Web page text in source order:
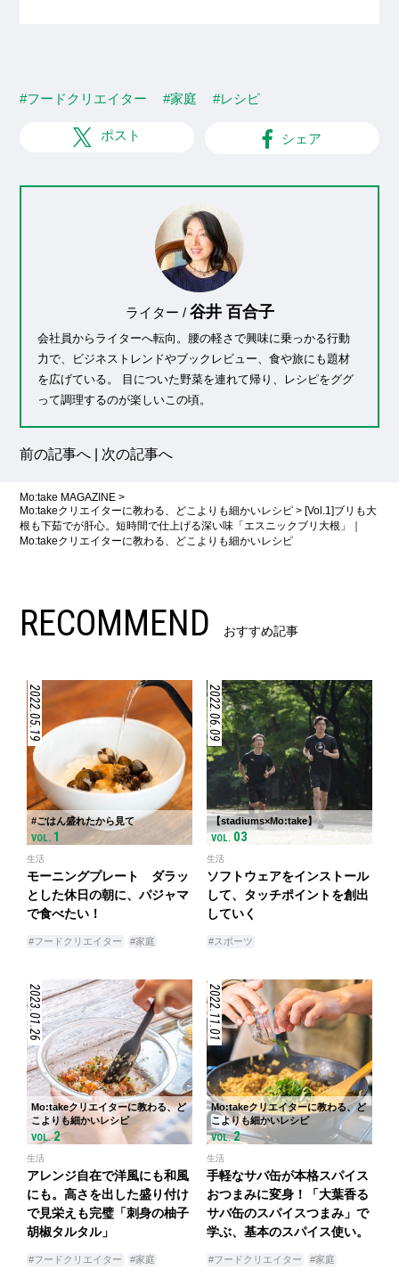
#フードクリエイター #家庭 #レシピ
ポスト シェア
ライター / 谷井 百合子
会社員からライターへ転向。腰の軽さで興味に乗っかる行動
力で、ビジネストレンドやブックレビュー、食や旅にも題材
を広げている。 目についた野菜を連れて帰り、レシピをググ
って調理するのが楽しいこの頃。
前の記事へ 次の記事へ
Mo:take MAGAZINE >
Mo:takeクリエイターに教わる、どこよりも細かいレシピ >[Vol.1]ブリも大
根も下茹でが肝心。短時間で仕上げる深い味「エスニックブリ大根」｜
Mo:takeクリエイターに教わる、どこよりも細かいレシピ
RECOMMEND おすすめ記事
2022.05.19
#ごはん盛れたから見て
VOL. 1
生活
モーニングプレート ダラッ
とした休日の朝に、パジャマ
で食べたい！
#フードクリエイター #家庭
2022.06.09
【stadiums×Mo:take】
VOL. 03
生活
ソフトウェアをインストール
して、タッチポイントを創出
していく
#スポーツ
2023.01.26
Mo:takeクリエイターに教わる、ど
こよりも細かいレシピ
VOL.2
生活
アレンジ自在で洋風にも和風
にも。高さを出した盛り付け
で見栄えも完璧「刺身の柚子
胡椒タルタル」
#フードクリエイター
#家庭
2022.11.01
Mo:takeクリエイターに教わる、ど
こよりも細かいレシピ
VOL.2
生活
手軽なサバ缶が本格スパイス
おつまみに変身！「大葉香る
サバ缶のスパイスつまみ」で
学ぶ、基本のスパイス使い。
#フードクリエイター
#家庭